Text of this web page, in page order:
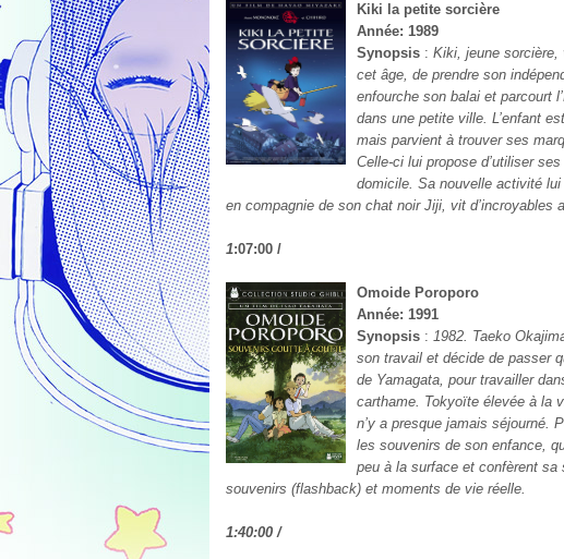
Kiki la petite sorcière
Année: 1989
Synopsis : Kiki, jeune sorcière,
cet âge, de prendre son
enfourche son balai et parcourt
dans une petite ville. L’enfant
mais parvient à trouver ses
Celle-ci lui propose d’utiliser
domicile. Sa nouvelle activité
en compagnie de son chat noir Jiji, vit d’incroyables
1:07:00 /
Omoide Poroporo
Année: 1991
Synopsis : 1982. Taeko
son travail et décide de passer
de Yamagata, pour travailler
carthame. Tokyoïte élevée à la
n’y a presque jamais séjourné.
les souvenirs de son enfance,
peu à la surface et confèrent sa
souvenirs (flashback) et moments de vie réelle.
1:40:00 /